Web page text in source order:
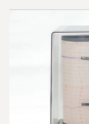
為了進行長期記
期維護且體積龐
示櫃中就沒有足
的敏感性，它們
不重要的一點是
點的成本都相當
也要分攤到很多年